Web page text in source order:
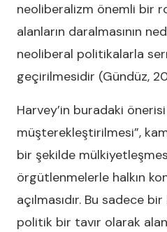
neoliberalizm önemli bir
alanların daralmasının
neoliberal politikalarla
geçirilmesidir (Gündüz,
Harvey’in buradaki
müşterekleştirilmesi”,
bir şekilde
örgütlenmelerle halkın
açılmasıdır. Bu sadece
politik bir tavır olarak